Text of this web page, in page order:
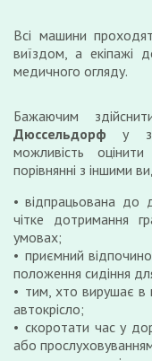
Всі машини
виїздом, а екіпажі
медичного огляду.
Бажаючим
Дюссельдорфу
можливість
порівнянні з іншими
відпрацьована до
чітке дотримання
умовах;
приємний
положення сидіння
тим, хто вирушає в
автокрісло;
скоротати час у
або